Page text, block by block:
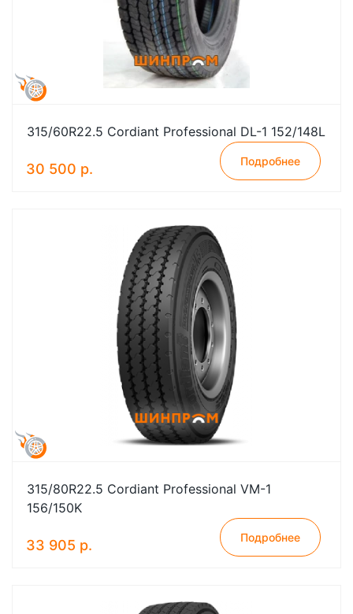
315/60R22.5 Cordiant Professional DL-1 152/148L
30 500 р. Подробнее
315/80R22.5 Cordiant Professional VM-1
156/150K
33 905 р. Подробнее